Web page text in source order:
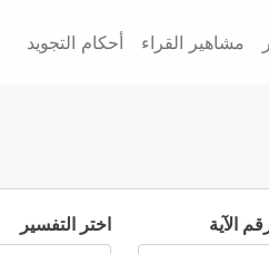
مشاهير القراء أحكام التجويد
الآية اختر التفسير